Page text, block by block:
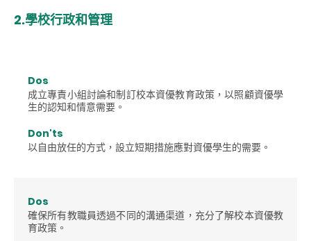
2.學校行政和管理
Dos
成立專責小組討論和制訂校本資優教育政策，以照顧資優學
生的認知和情意需要。
Don'ts
以自由放任的方式，設立短期措施應對資優學生的需要。
Dos
確保所有教職員透過不同的溝通渠道，充分了解校本資優教
育政策。